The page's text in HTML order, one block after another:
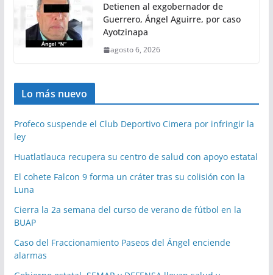
Detienen al exgobernador de
Guerrero, Ángel Aguirre, por caso
Ayotzinapa
agosto 6, 2026
Lo más nuevo
Profeco suspende el Club Deportivo Cimera por infringir la
ley
Huatlatlauca recupera su centro de salud con apoyo estatal
El cohete Falcon 9 forma un cráter tras su colisión con la
Luna
Cierra la 2a semana del curso de verano de fútbol en la
BUAP
Caso del Fraccionamiento Paseos del Ángel enciende
alarmas